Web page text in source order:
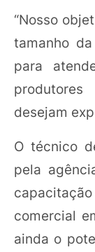
“Nosso
tamanho
para
desejam
O técnico
pela
comercial
ainda o